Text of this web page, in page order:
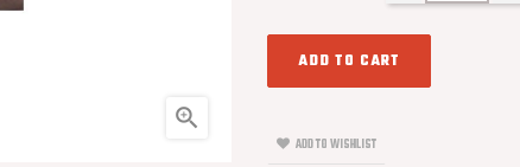

ADD TO CART
ADD TO WISHLIST